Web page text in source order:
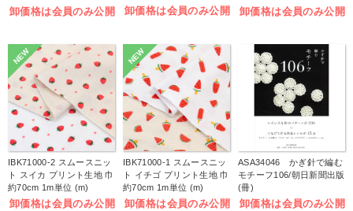
(m)
卸価格は会員のみ公開 卸価格は会員のみ公開
(m)
卸価格は会員のみ公開
NEW
IBK71000-2 スムースニッ
ト スイカ プリント生地 巾
約70cm 1m単位 (m)
卸価格は会員のみ公開
NEW
IBK71000-1 スムースニッ
ト イチゴ プリント生地 巾
約70cm 1m単位 (m)
卸価格は会員のみ公開
ASA34046 かぎ針で編む
モチーフ106/朝日新聞出版
(冊)
卸価格は会員のみ公開